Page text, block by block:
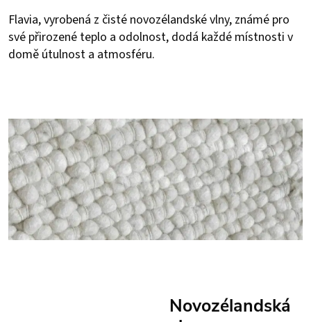
Flavia, vyrobená z čisté novozélandské vlny, známé pro
své přirozené teplo a odolnost, dodá každé místnosti v
domě útulnost a atmosféru.
Novozélandská